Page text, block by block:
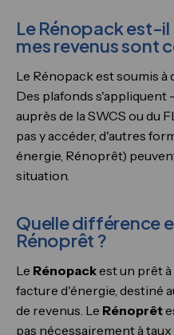
Le Rénopack est-
mes revenus sont
Le Rénopack est soumis
Des plafonds
auprès de la SWCS ou du
pas y accéder, d'autres
énergie, Rénoprêt)
situation.
Quelle différence
Rénoprêt ?
Le Rénopackest un prêt
facture d'énergie, destiné
de revenus. Le Rénoprêt
pas nécessairement à